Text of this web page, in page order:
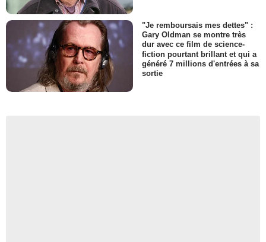
"Je remboursais mes dettes" :
Gary Oldman se montre très
dur avec ce film de science-
fiction pourtant brillant et qui a
généré 7 millions d'entrées à sa
sortie